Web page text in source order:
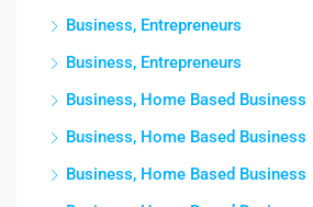
Business, Entrepreneurs
Business, Entrepreneurs
Business, Home Based Business
Business, Home Based Business
Business, Home Based Business